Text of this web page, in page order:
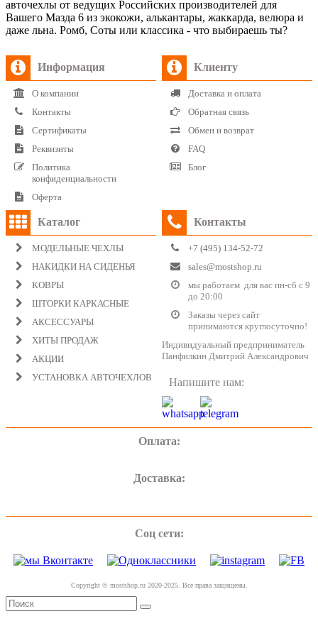
авточехлы от ведущих Российских производителей для
Вашего Мазда 6 из экокожи, алькантары, жаккарда, велюра и
даже льна. Ромб, Соты или классика - что выбираешь ты?
Информация
О компании
Контакты
Сертификаты
Реквизиты
Политика
конфиденциальности
Оферта
Клиенту
Доставка и оплата
Обратная связь
Обмен и возврат
FAQ
Блог
Каталог
МОДЕЛЬНЫЕ ЧЕХЛЫ
НАКИДКИ НА СИДЕНЬЯ
КОВРЫ
ШТОРКИ КАРКАСНЫЕ
АКСЕССУАРЫ
ХИТЫ ПРОДАЖ
АКЦИИ
УСТАНОВКА АВТОЧЕХЛОВ
Контакты
+7 (495) 134-52-72
sales@mostshop.ru
мы работаем для вас пн-сб с 9
до 20:00
Заказы через сайт
принимаются круглосуточно!
Индивидуальный предприниматель
Панфилкин Дмитрий Александрович
Напишите нам:
Оплата:
Доставка:
Соц сети:
Copyright © mostshop.ru 2020-2025. Все права защищены.